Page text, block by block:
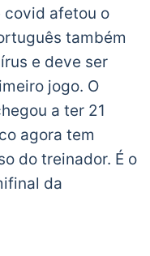
covid afetou o
também
e deve ser
jogo. O
a ter 21
agora tem
do treinador. É o
da